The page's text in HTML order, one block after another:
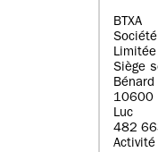
BTXA
Limitée
Siège
Bénard
10600
Luc
482